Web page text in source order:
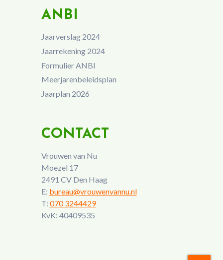
ANBI
Jaarverslag 2024
Jaarrekening 2024
Formulier ANBI
Meerjarenbeleidsplan
Jaarplan 2026
CONTACT
Vrouwen van Nu
Moezel 17
2491 CV Den Haag
E: bureau@vrouwenvannu.nl
T: 070 3244429
KvK: 40409535